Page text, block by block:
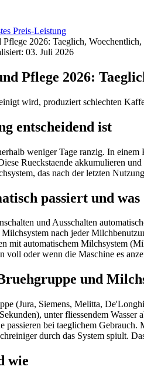
Preis-Leistung
2026: Taeglich,
03. Juli 2026
Pflege 2026:
wird, produziert schlechten
entscheidend ist
weniger Tage ranzig. In
Rueckstaende akkumulieren
das nach der letzten
passiert und was
und Ausschalten
nach jeder
mit automatischem Milchsystem
voll oder wenn die Maschine es
und
(Jura, Siemens, Melitta,
unter fliessendem
passieren bei taeglichem
durch das System spiult.
wie